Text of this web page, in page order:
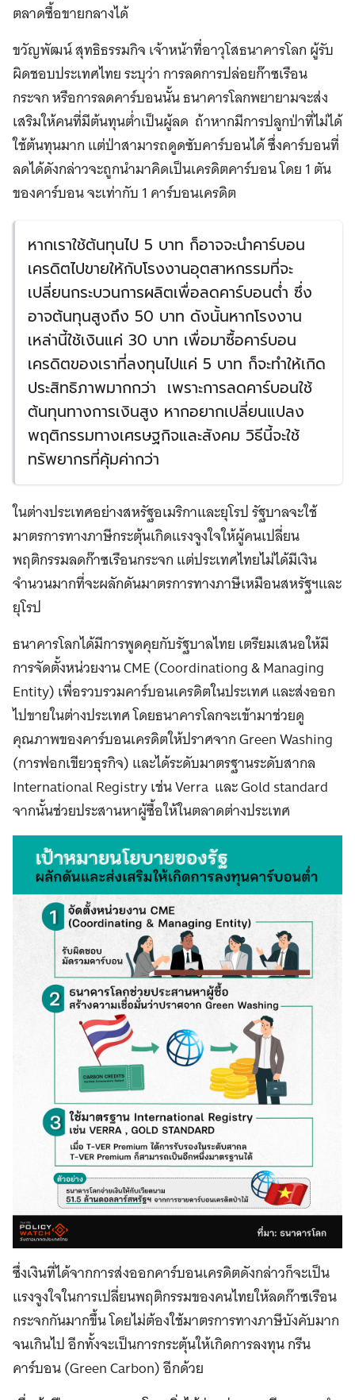
ตลาดซื้อขายกลางได้
ขวัญพัฒน์ สุทธิธรรมกิจ เจ้าหน้าที่อาวุโสธนาคารโลก ผู้รับ
ผิดชอบประเทศไทย ระบุว่า การลดการปล่อยก๊าซเรือน
กระจก หรือการลดคาร์บอนนั้น ธนาคารโลกพยายามจะส่ง
เสริมให้คนที่มีต้นทุนต่ำเป็นผู้ลด ถ้าหากมีการปลูกป่าที่ไม่ได้
ใช้ต้นทุนมาก แต่ป่าสามารถดูดซับคาร์บอนได้ ซึ่งคาร์บอนที่
ลดได้ดังกล่าวจะถูกนำมาคิดเป็นเครดิตคาร์บอน โดย 1 ตัน
ของคาร์บอน จะเท่ากับ 1 คาร์บอนเครดิต
หากเราใช้ต้นทุนไป 5 บาท ก็อาจจะนำคาร์บอน
เครดิตไปขายให้กับโรงงานอุตสาหกรรมที่จะ
เปลี่ยนกระบวนการผลิตเพื่อลดคาร์บอนต่ำ ซึ่ง
อาจต้นทุนสูงถึง 50 บาท ดังนั้นหากโรงงาน
เหล่านี้ใช้เงินแค่ 30 บาท เพื่อมาซื้อคาร์บอน
เครดิตของเราที่ลงทุนไปแค่ 5 บาท ก็จะทำให้เกิด
ประสิทธิภาพมากกว่า เพราะการลดคาร์บอนใช้
ต้นทุนทางการเงินสูง หากอยากเปลี่ยนแปลง
พฤติกรรมทางเศรษฐกิจและสังคม วิธีนี้จะใช้
ทรัพยากรที่คุ้มค่ากว่า
ในต่างประเทศอย่างสหรัฐอเมริกาและยุโรป รัฐบาลจะใช้
มาตรการทางภาษีกระตุ้นเกิดแรงจูงใจให้ผู้คนเปลี่ยน
พฤติกรรมลดก๊าซเรือนกระจก แต่ประเทศไทยไม่ได้มีเงิน
จำนวนมากที่จะผลักดันมาตรการทางภาษีเหมือนสหรัฐฯและ
ยุโรป
ธนาคารโลกได้มีการพูดคุยกับรัฐบาลไทย เตรียมเสนอให้มี
การจัดตั้งหน่วยงาน CME (Coordinationg & Managing
Entity) เพื่อรวบรวมคาร์บอนเครดิตในประเทศ และส่งออก
ไปขายในต่างประเทศ โดยธนาคารโลกจะเข้ามาช่วยดู
คุณภาพของคาร์บอนเครดิตให้ปราศจาก Green Washing
(การฟอกเขียวธุรกิจ) และได้ระดับมาตรฐานระดับสากล
International Registry เช่น Verra และ Gold standard
จากนั้นช่วยประสานหาผู้ซื้อให้ในตลาดต่างประเทศ
ซึ่งเงินที่ได้จากการส่งออกคาร์บอนเครดิตดังกล่าวก็จะเป็น
แรงจูงใจในการเปลี่ยนพฤติกรรมของคนไทยให้ลดก๊าซเรือน
กระจกกันมากขึ้น โดยไม่ต้องใช้มาตรการทางภาษีบังคับมาก
จนเกินไป อีกทั้งจะเป็นการกระตุ้นให้เกิดการลงทุน กรีน
คาร์บอน (Green Carbon) อีกด้วย